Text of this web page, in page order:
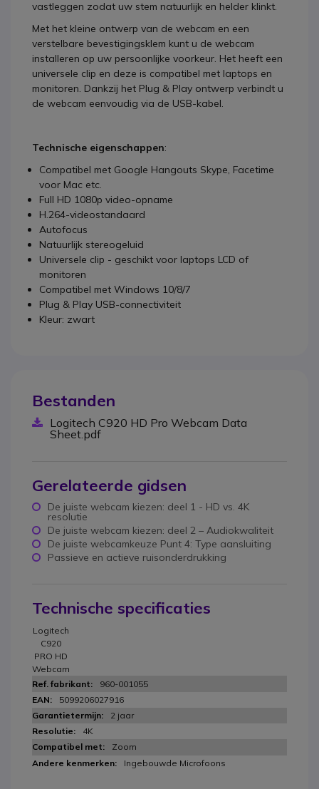
vastleggen zodat uw stem natuurlijk en helder klinkt.
Met het kleine ontwerp van de webcam en een
verstelbare bevestigingsklem kunt u de webcam
installeren op uw persoonlijke voorkeur. Het heeft een
universele clip en deze is compatibel met laptops en
monitoren. Dankzij het Plug & Play ontwerp verbindt u
de webcam eenvoudig via de USB-kabel.
Technische eigenschappen:
Compatibel met Google Hangouts Skype, Facetime
voor Mac etc.
Full HD 1080p video-opname
H.264-videostandaard
Autofocus
Natuurlijk stereogeluid
Universele clip - geschikt voor laptops LCD of
monitoren
Compatibel met Windows 10/8/7
Plug & Play USB-connectiviteit
Kleur: zwart
Bestanden
Logitech C920 HD Pro Webcam Data
Sheet.pdf
Gerelateerde gidsen
De juiste webcam kiezen: deel 1 - HD vs. 4K
resolutie
De juiste webcam kiezen: deel 2 – Audiokwaliteit
De juiste webcamkeuze Punt 4: Type aansluiting
Passieve en actieve ruisonderdrukking
Technische specificaties
Logitech
C920
PRO HD
Webcam
960-001055
5099206027916
2 jaar
4K
Zoom
Ingebouwde Microfoons